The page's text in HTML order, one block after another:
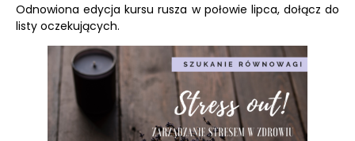
Odnowiona edycja kursu rusza w połowie lipca, dołącz do
listy oczekujących.